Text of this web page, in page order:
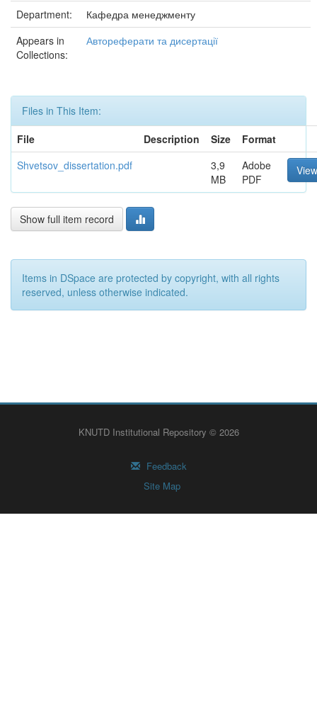
Department:
Кафедра менеджменту
Appears in
Collections:
Автореферати та дисертації
Files in This Item:
File
Description Size
Format
Shvetsov_dissertation.pdf
3,9
MB
Adobe
PDF
Show full item record
Items in DSpace are protected by copyright, with all rights
reserved, unless otherwise indicated.
KNUTD Institutional Repository © 2026
Feedback
Site Map